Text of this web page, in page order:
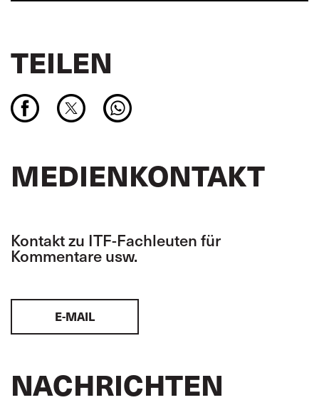
TEILEN
MEDIENKONTAKT
Kontakt zu ITF-Fachleuten für
Kommentare usw.
E-MAIL
NACHRICHTEN